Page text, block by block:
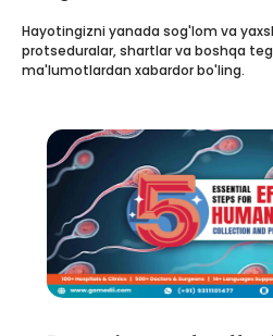
Hayotingizni yanada sog'lom va
protseduralar, shartlar va boshqa
ma'lumotlardan xabardor bo'ling.